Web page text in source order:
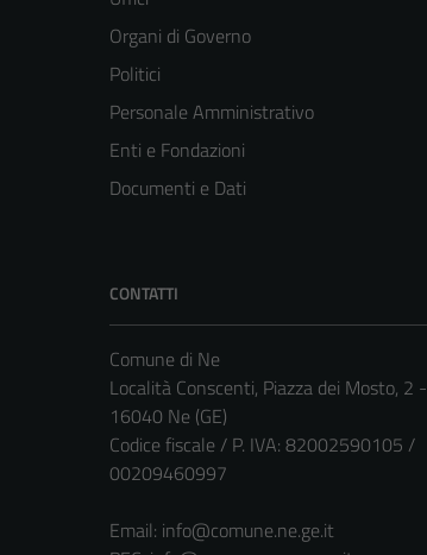
Organi di Governo
Politici
Personale Amministrativo
Enti e Fondazioni
Documenti e Dati
CONTATTI
Comune di Ne
Località Conscenti, Piazza dei Mosto, 2 -
16040 Ne (GE)
Codice fiscale / P. IVA: 82002590105 /
00209460997
Email: info@comune.ne.ge.it